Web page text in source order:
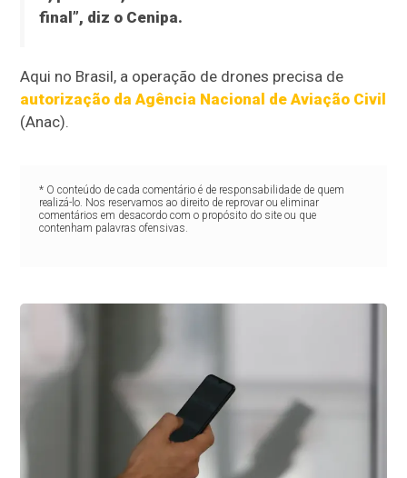
final”, diz o Cenipa.
Aqui no Brasil, a operação de drones precisa de
autorização da Agência Nacional de Aviação Civil
(Anac).
* O conteúdo de cada comentário é de responsabilidade de quem
realizá-lo. Nos reservamos ao direito de reprovar ou eliminar
comentários em desacordo com o propósito do site ou que
contenham palavras ofensivas.